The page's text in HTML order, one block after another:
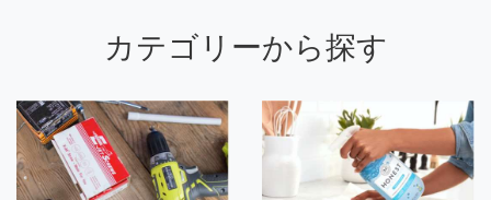
カテゴリーから探す